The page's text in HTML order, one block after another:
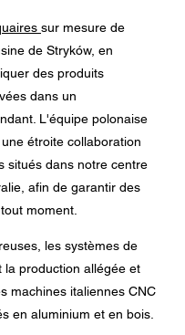
sur mesure de
de Stryków, en
des produits
dans un
L'équipe polonaise
étroite collaboration
situés dans notre centre
afin de garantir des
moment.
les systèmes de
production allégée et
machines italiennes CNC
en aluminium et en bois.
êtes un visiteur
données
figurant dans